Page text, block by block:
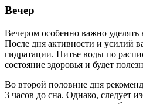
Вечер
Вечером особенно важно
После дня активности и усилий
гидратации. Питье воды по
состояние здоровья и будет
Во второй половине дня
3 часов до сна. Однако, следует